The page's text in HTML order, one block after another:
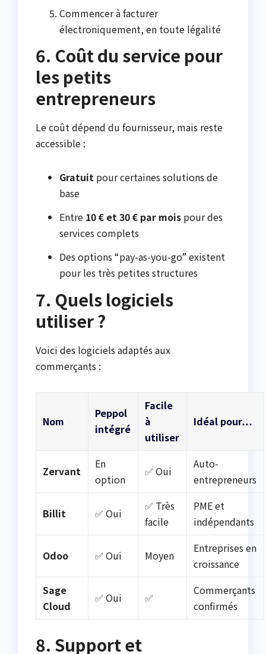
Commencer à facturer
électroniquement, en toute légalité
6. Coût du service pour
les petits
entrepreneurs
Le coût dépend du fournisseur, mais reste
accessible :
Gratuit pour certaines solutions de
base
Entre 10 € et 30 € par mois pour des
services complets
Des options “pay-as-you-go” existent
pour les très petites structures
7. Quels logiciels
utiliser ?
Voici des logiciels adaptés aux
commerçants :
Nom
Peppol
intégré
Facile
à
utiliser
Idéal pour…
Zervant
En
option
✅ Oui
Auto-
entrepreneurs
Billit ✅ Oui
✅ Très
facile
PME et
indépendants
Odoo ✅ Oui Moyen
Entreprises en
croissance
Sage
Cloud
✅ Oui ✅
Commerçants
confirmés
8. Support et